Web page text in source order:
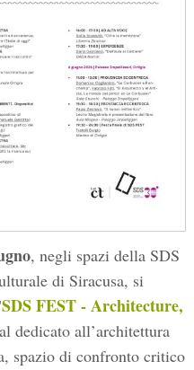
, negli spazi della SDS
di Siracusa, si
SDS FEST - Architecture,
dedicato all’architettura
spazio di confronto critico